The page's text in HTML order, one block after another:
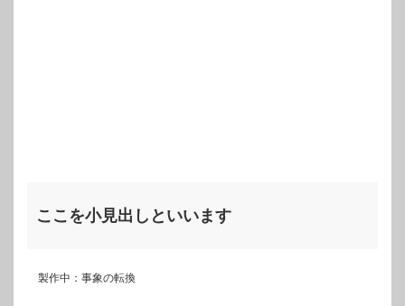
ここを小見出しといいます
製作中：事象の転換